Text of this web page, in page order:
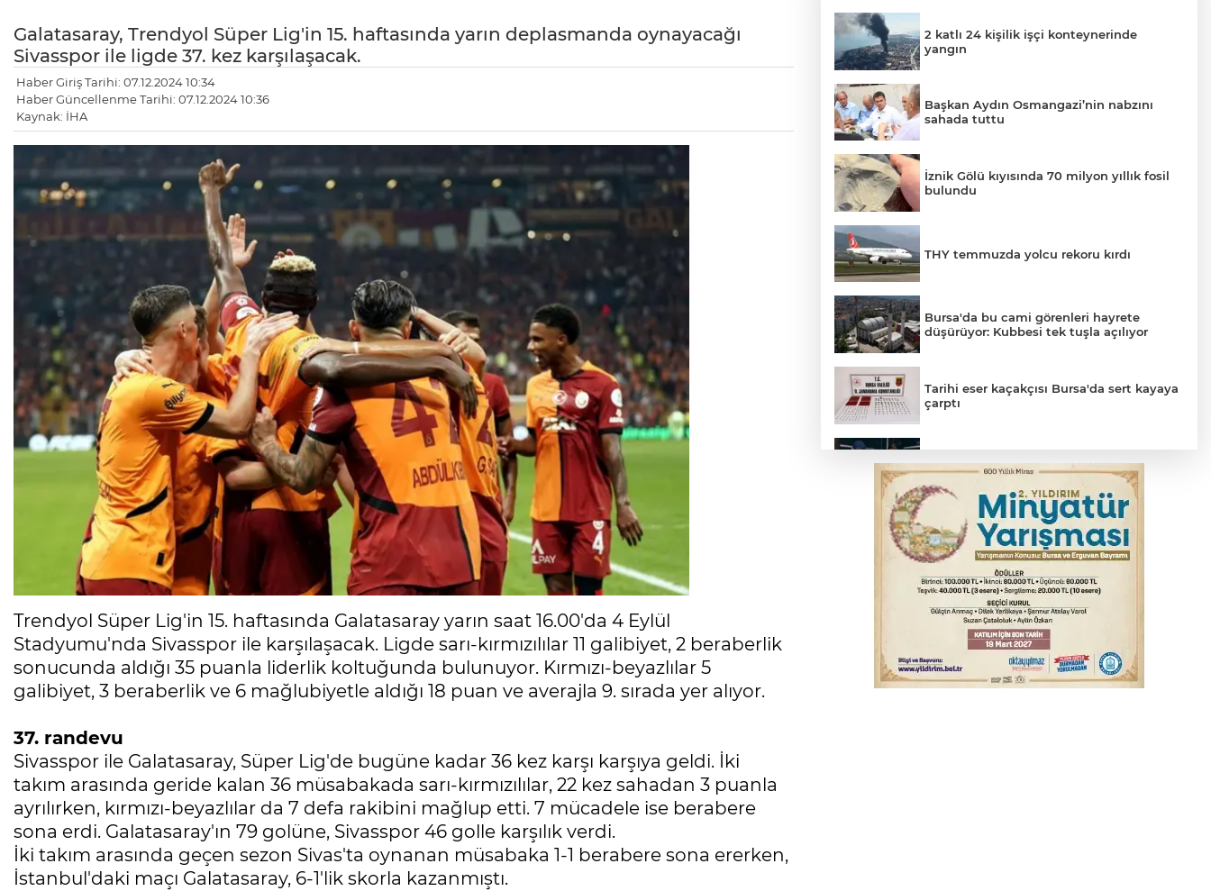
Galatasaray, Trendyol Süper Lig'in 15. haftasında yarın deplasmanda oynayacağı
Sivasspor ile ligde 37. kez karşılaşacak.
Haber Giriş Tarihi: 07.12.2024 10:34
Haber Güncellenme Tarihi: 07.12.2024 10:36
Kaynak: İHA
Trendyol Süper Lig'in 15. haftasında Galatasaray yarın saat 16.00'da 4 Eylül
Stadyumu'nda Sivasspor ile karşılaşacak. Ligde sarı-kırmızılılar 11 galibiyet, 2 beraberlik
sonucunda aldığı 35 puanla liderlik koltuğunda bulunuyor. Kırmızı-beyazlılar 5
galibiyet, 3 beraberlik ve 6 mağlubiyetle aldığı 18 puan ve averajla 9. sırada yer alıyor.
37. randevu
Sivasspor ile Galatasaray, Süper Lig'de bugüne kadar 36 kez karşı karşıya geldi. İki
takım arasında geride kalan 36 müsabakada sarı-kırmızılılar, 22 kez sahadan 3 puanla
ayrılırken, kırmızı-beyazlılar da 7 defa rakibini mağlup etti. 7 mücadele ise berabere
sona erdi. Galatasaray'ın 79 golüne, Sivasspor 46 golle karşılık verdi.
İki takım arasında geçen sezon Sivas'ta oynanan müsabaka 1-1 berabere sona ererken,
İstanbul'daki maçı Galatasaray, 6-1'lik skorla kazanmıştı.
2 katlı 24 kişilik işçi konteynerinde
yangın
Başkan Aydın Osmangazi’nin nabzını
sahada tuttu
İznik Gölü kıyısında 70 milyon yıllık fosil
bulundu
THY temmuzda yolcu rekoru kırdı
Bursa'da bu cami görenleri hayrete
düşürüyor: Kubbesi tek tuşla açılıyor
Tarihi eser kaçakçısı Bursa'da sert kayaya
çarptı
kişi tutuklandı
Çerçeve yasa görüşmeleri başladı
Trabzonspor'da Folcarelli ameliyat oldu
Polise saldırıp görevini yaptırmayan 2
şüpheli tutuklandı